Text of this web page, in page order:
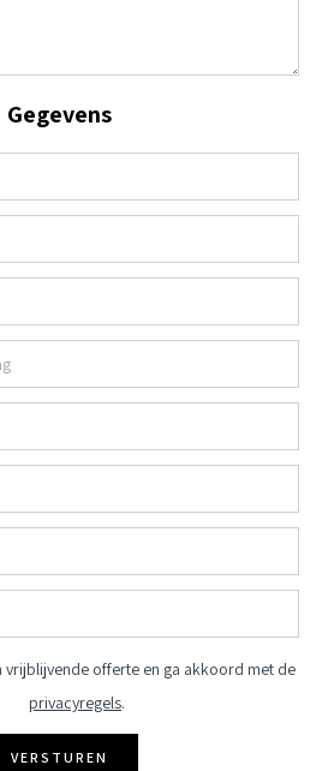
Gegevens
vrijblijvende offerte en ga akkoord met de
privacyregels.
VERSTUREN